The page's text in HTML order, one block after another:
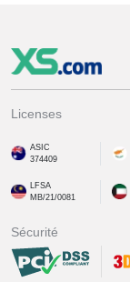
Licenses
ASIC
374409
LFSA
MB/21/0081
Sécurité